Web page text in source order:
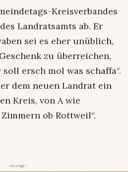
Kreisverbandes
Landratsamts ab. Er
sei es eher unüblich,
zu überreichen,
ersch mol was schaffa“.
dem neuen Landrat ein
Kreis, von A wie
ob Rottweil“.
- Anzeige -